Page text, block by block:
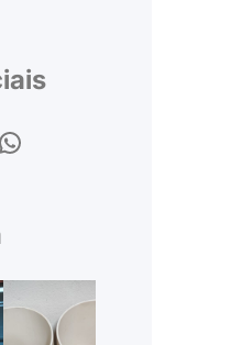
WhatsApp